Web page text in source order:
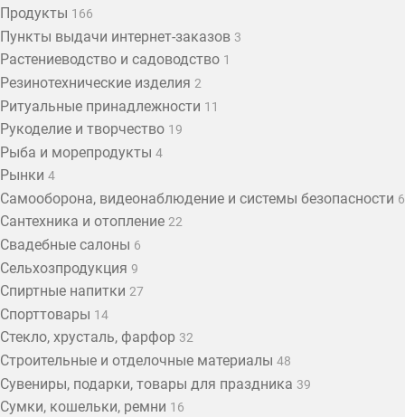
Продукты 166
Пункты выдачи интернет-заказов 3
Растениеводство и садоводство 1
Резинотехнические изделия 2
Ритуальные принадлежности 11
Рукоделие и творчество 19
Рыба и морепродукты 4
Рынки 4
Самооборона, видеонаблюдение и системы безопасности 6
Сантехника и отопление 22
Свадебные салоны 6
Сельхозпродукция 9
Спиртные напитки 27
Спорттовары 14
Стекло, хрусталь, фарфор 32
Строительные и отделочные материалы 48
Сувениры, подарки, товары для праздника 39
Сумки, кошельки, ремни 16